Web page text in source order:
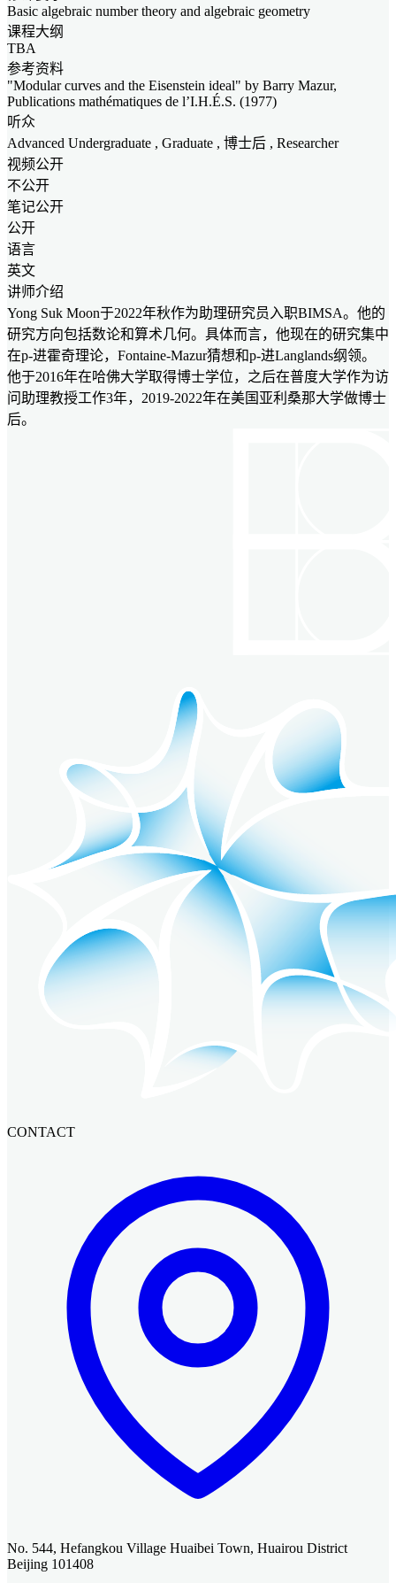
Basic algebraic number theory and algebraic geometry
课程大纲
TBA
参考资料
"Modular curves and the Eisenstein ideal" by Barry Mazur,
Publications mathématiques de l’I.H.É.S. (1977)
听众
Advanced Undergraduate , Graduate , 博士后 , Researcher
视频公开
不公开
笔记公开
公开
语言
英文
讲师介绍
Yong Suk Moon于2022年秋作为助理研究员入职BIMSA。他的
研究方向包括数论和算术几何。具体而言，他现在的研究集中
在p-进霍奇理论，Fontaine-Mazur猜想和p-进Langlands纲领。
他于2016年在哈佛大学取得博士学位，之后在普度大学作为访
问助理教授工作3年，2019-2022年在美国亚利桑那大学做博士
后。
CONTACT
No. 544, Hefangkou Village Huaibei Town, Huairou District
Beijing 101408